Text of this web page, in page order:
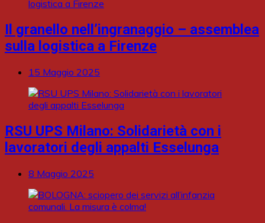
Il granello nell’ingranaggio – assemblea
sulla logistica a Firenze
15 Maggio 2025
RSU UPS Milano: Solidarietà con i
lavoratori degli appalti Esselunga
8 Maggio 2025